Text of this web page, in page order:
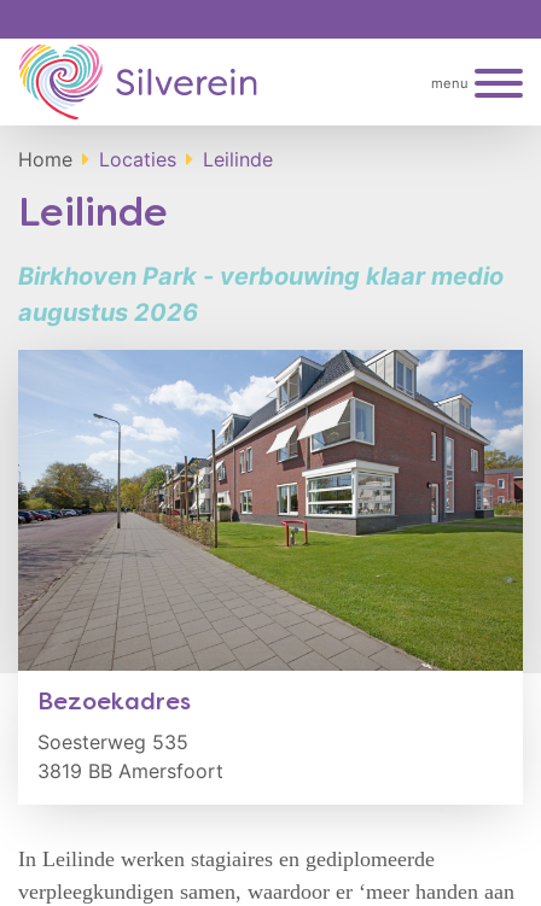
menu
Home Locaties Leilinde
Leilinde
Birkhoven Park - verbouwing klaar medio
augustus 2026
Bezoekadres
Soesterweg 535
3819 BB Amersfoort
In Leilinde werken stagiaires en gediplomeerde
verpleegkundigen samen, waardoor er ‘meer handen aan